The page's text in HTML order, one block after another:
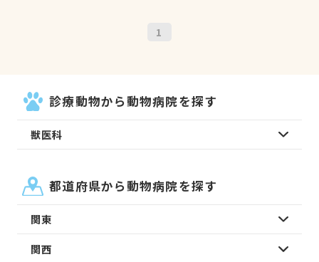
1
診療動物から動物病院を探す
獣医科
都道府県から動物病院を探す
関東
関西